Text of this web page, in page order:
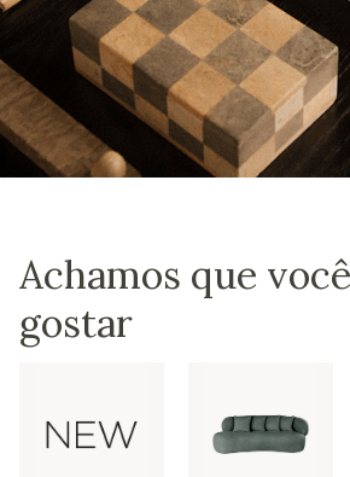
Achamos que
gostar